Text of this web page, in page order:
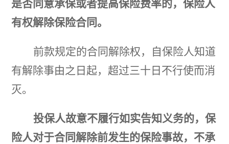
是否同意承保或者提高保险费率的，保险人
有权解除保险合同。
前款规定的合同解除权，自保险人知道
有解除事由之日起，超过三十日不行使而消
灭。
投保人故意不履行如实告知义务的，保
险人对于合同解除前发生的保险事故，不承